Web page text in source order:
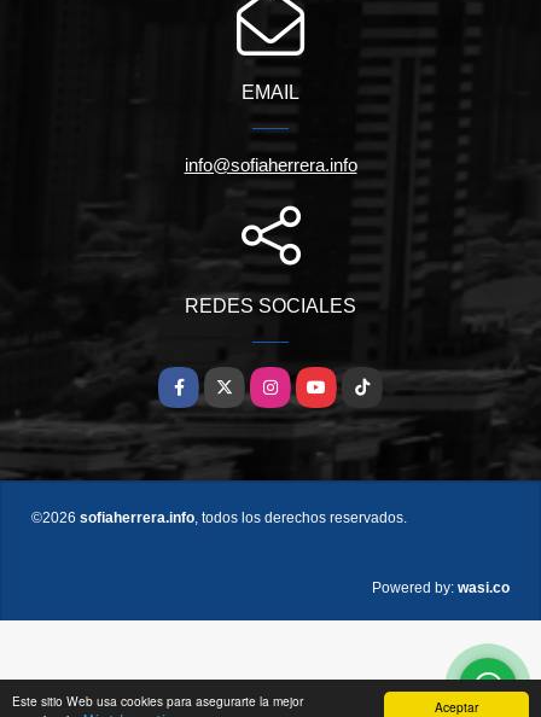
Aceptar
Este sitio Web usa cookies para asegurarte la mejor
EMAIL
info@sofiaherrera.info
REDES SOCIALES
Facebook
X InstagramYouTubeTikTok
©2026 sofiaherrera.info, todos los derechos reservados.
Powered by: wasi.co